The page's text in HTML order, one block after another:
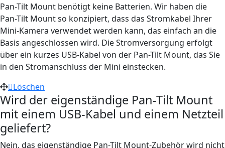
Pan-Tilt Mount benötigt keine Batterien. Wir haben die
Pan-Tilt Mount so konzipiert, dass das Stromkabel Ihrer
Mini-Kamera verwendet werden kann, das einfach an die
Basis angeschlossen wird. Die Stromversorgung erfolgt
über ein kurzes USB-Kabel von der Pan-Tilt Mount, das Sie
in den Stromanschluss der Mini einstecken.
Löschen
Wird der eigenständige Pan-Tilt Mount
mit einem USB-Kabel und einem Netzteil
geliefert?
Nein, das eigenständige Pan-Tilt Mount-Zubehör wird nicht